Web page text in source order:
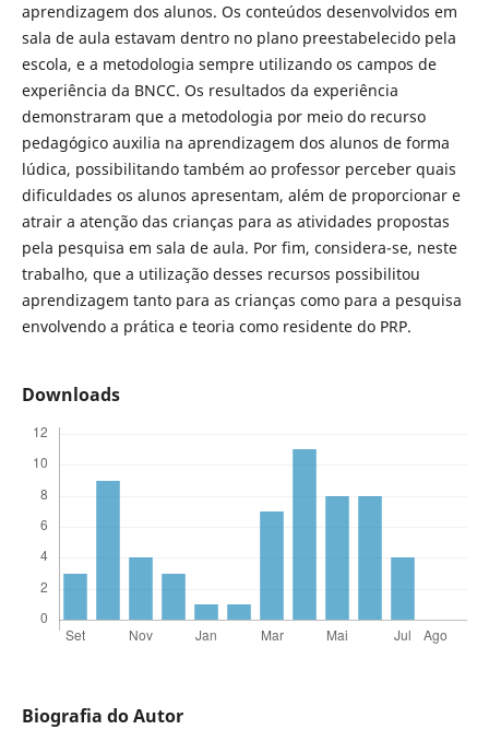
aprendizagem dos alunos. Os conteúdos desenvolvidos em
sala de aula estavam dentro no plano preestabelecido pela
escola, e a metodologia sempre utilizando os campos de
experiência da BNCC. Os resultados da experiência
demonstraram que a metodologia por meio do recurso
pedagógico auxilia na aprendizagem dos alunos de forma
lúdica, possibilitando também ao professor perceber quais
dificuldades os alunos apresentam, além de proporcionar e
atrair a atenção das crianças para as atividades propostas
pela pesquisa em sala de aula. Por fim, considera-se, neste
trabalho, que a utilização desses recursos possibilitou
aprendizagem tanto para as crianças como para a pesquisa
envolvendo a prática e teoria como residente do PRP.
Downloads
Biografia do Autor